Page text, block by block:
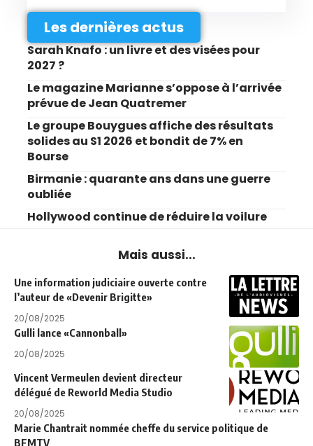
Les dernières actus
Sarah Knafo : un livre et des visées pour
2027 ?
Le magazine Marianne s’oppose à l’arrivée
prévue de Jean Quatremer
Le groupe Bouygues affiche des résultats
solides au S1 2026 et bondit de 7% en
Bourse
Birmanie : quarante ans dans une guerre
oubliée
Hollywood continue de réduire la voilure
Mais aussi...
Une information judiciaire ouverte contre
l’auteur de «Devenir Brigitte»
20/08/2025
Gulli lance «Cannonball»
20/08/2025
Vincent Vermeulen devient directeur
délégué de Reworld Media Studio
20/08/2025
Marie Chantrait nommée cheffe du service politique de
BFMTV